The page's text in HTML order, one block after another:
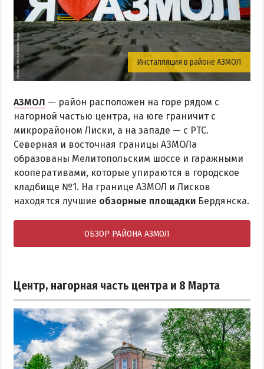
Инсталляция в районе АЗМОЛ
АЗМОЛ — район расположен на горе рядом с
нагорной частью центра, на юге граничит с
микрорайоном Лиски, а на западе — с РТС.
Северная и восточная границы АЗМОЛа
образованы Мелитопольским шоссе и гаражными
кооперативами, которые упираются в городское
кладбище №1. На границе АЗМОЛ и Лисков
находятся лучшие обзорные площадки Бердянска.
ОБЗОР РАЙОНА АЗМОЛ
Центр, нагорная часть центра и 8 Марта